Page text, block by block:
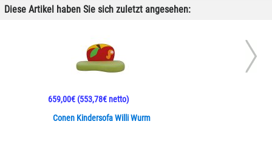
Diese Artikel haben Sie sich zuletzt angesehen:
Conen Kindersofa Willi Wurm
659,00€(553,78€ netto)